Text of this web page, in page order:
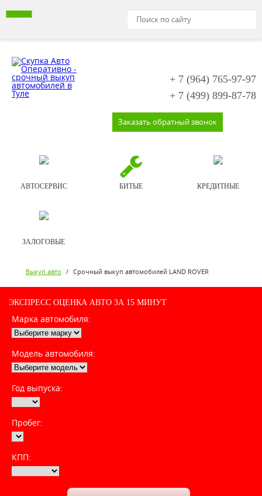
+ 7 (964) 765-97-97
+ 7 (499) 899-87-78
Заказать обратный звонок
АВТОСЕРВИС БИТЫЕ КРЕДИТНЫЕ
ЗАЛОГОВЫЕ
Выкуп авто / Срочный выкуп автомобилей LAND ROVER
ЭКСПРЕСС ОЦЕНКА АВТО ЗА 15 МИНУТ
Марка автомобиля:
Модель автомобиля:
Год выпуска:
Пробег:
КПП: